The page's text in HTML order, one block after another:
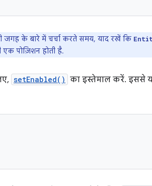
जगह के बारे में चर्चा करते समय, याद रखें कि
पोज़िशन होती है.
setEnabled() का इस्तेमाल करें. इससे